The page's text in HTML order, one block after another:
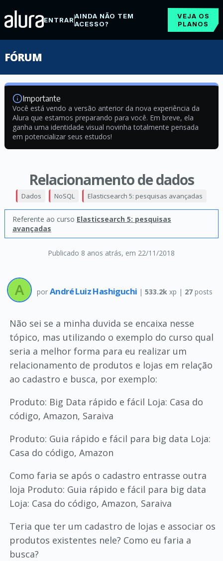
ENTRARAINDA NÃO TEM
ACESSO?
VEJA OS
PLANOS
FÓRUM
Importante
Você está vendo a versão anterior da nova experiência da
Alura que estamos preparando para você. Em breve, ela
ganha uma identidade visual novinha totalmente pensada
em potencializar seus estudos!
Relacionamento de dados
Publicado 8 anos atrás, em 22/11/2018
Dados NoSQL Elasticsearch 5: pesquisas avançadas
Referente ao curso Elasticsearch 5: pesquisas
avançadas
por André Luiz Hashiguchi | 533.2k xp | 27posts
Não sei se a minha duvida se encaixa nesse
tópico, mas utilizando o exemplo do curso qual
seria a melhor forma para eu realizar um
relacionamento de produtos e lojas em relação
ao cadastro e busca, por exemplo:
Produto: Big Data rápido e fácil Loja: Casa do
código, Amazon, Saraiva
Produto: Guia rápido e fácil para big data Loja:
Casa do código, Amazon
Como faria se após o cadastro entrasse outra
loja Produto: Guia rápido e fácil para big data
Loja: Casa do código, Amazon, Saraiva
Teria que ter um cadastro de lojas e associar os
produtos existentes nele? Como eu faria a
busca?